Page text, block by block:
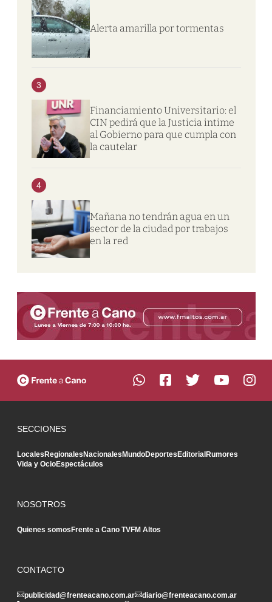
Alerta amarilla por tormentas
3
Financiamiento Universitario: el
CIN pedirá que la Justicia intime
al Gobierno para que cumpla con
la cautelar
4
Mañana no tendrán agua en un
sector de la ciudad por trabajos
en la red
SECCIONES
LocalesRegionalesNacionalesMundoDeportesEditorialRumores
Vida y OcioEspectáculos
NOSOTROS
Quienes somosFrente a Cano TVFM Altos
CONTACTO
publicidad@frenteacano.com.ar
diario@frenteacano.com.ar